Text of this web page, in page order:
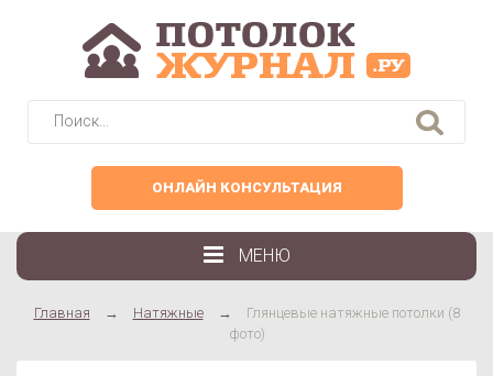
Найти:
ОНЛАЙН КОНСУЛЬТАЦИЯ
МЕНЮ
Главная → Натяжные →
Глянцевые натяжные потолки (8
фото)